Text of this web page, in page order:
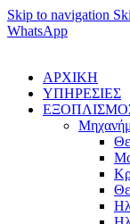
Skip to navigation
WhatsApp
ΑΡΧΙΚΗ
ΥΠΗΡΕΣΙΕΣ